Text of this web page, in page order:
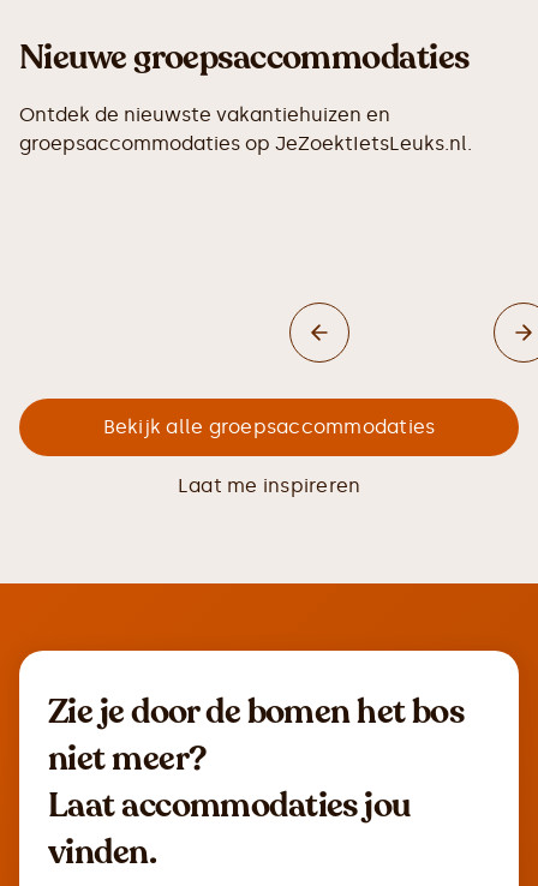
Nieuwe groepsaccommodaties
Ontdek de nieuwste vakantiehuizen en
groepsaccommodaties op JeZoektIetsLeuks.nl.
Bekijk alle groepsaccommodaties
Laat me inspireren
Zie je door de bomen het bos
niet meer?
Laat accommodaties jou
vinden.